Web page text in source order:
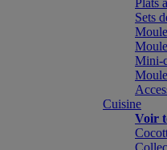
Plats
Sets
Mini-
Cuisine
Voir